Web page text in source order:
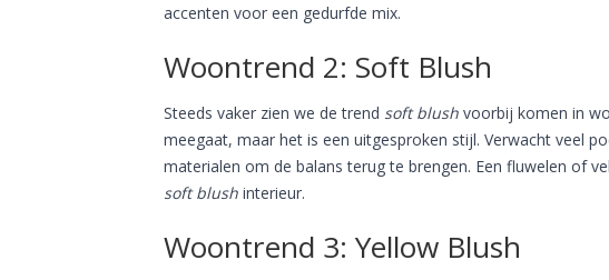
accenten voor een gedurfde mix.
Woontrend 2: Soft Blush
Steeds vaker zien we de trend soft blush voorbij komen in
meegaat, maar het is een uitgesproken stijl. Verwacht veel
materialen om de balans terug te brengen. Een fluwelen of
soft blush interieur.
Woontrend 3: Yellow Blush